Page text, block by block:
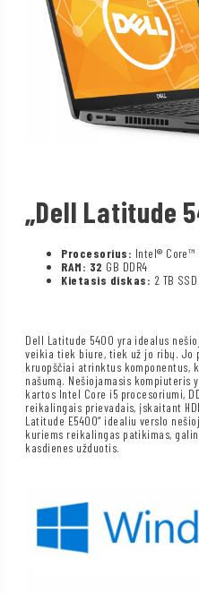
„Dell Latitude
Procesorius: Intel® Core™
RAM: 32 GB DDR4
Kietasis diskas: 2 TB SSD
Dell Latitude 5400 yra idealus
veikia tiek biure, tiek už jo ribų. Jo
kruopščiai atrinktus komponentus,
našumą. Nešiojamasis kompiuteris
kartos Intel Core i5 procesoriumi,
reikalingais prievadais, įskaitant
Latitude E5400“ idealiu verslo
kuriems reikalingas patikimas,
kasdienes užduotis.